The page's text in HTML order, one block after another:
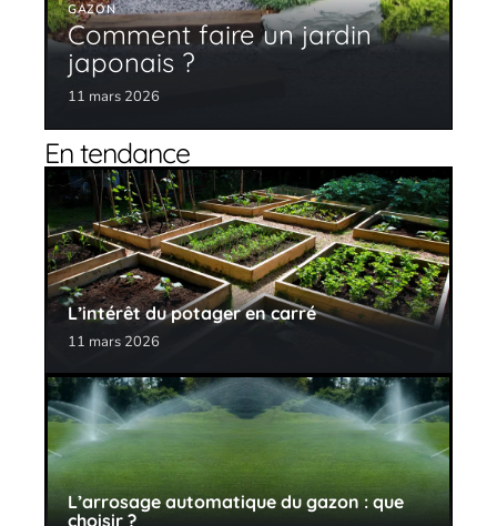
GAZON
Comment faire un jardin
japonais ?
11 mars 2026
En tendance
L’intérêt du potager en carré
11 mars 2026
L’arrosage automatique du gazon : que
choisir ?